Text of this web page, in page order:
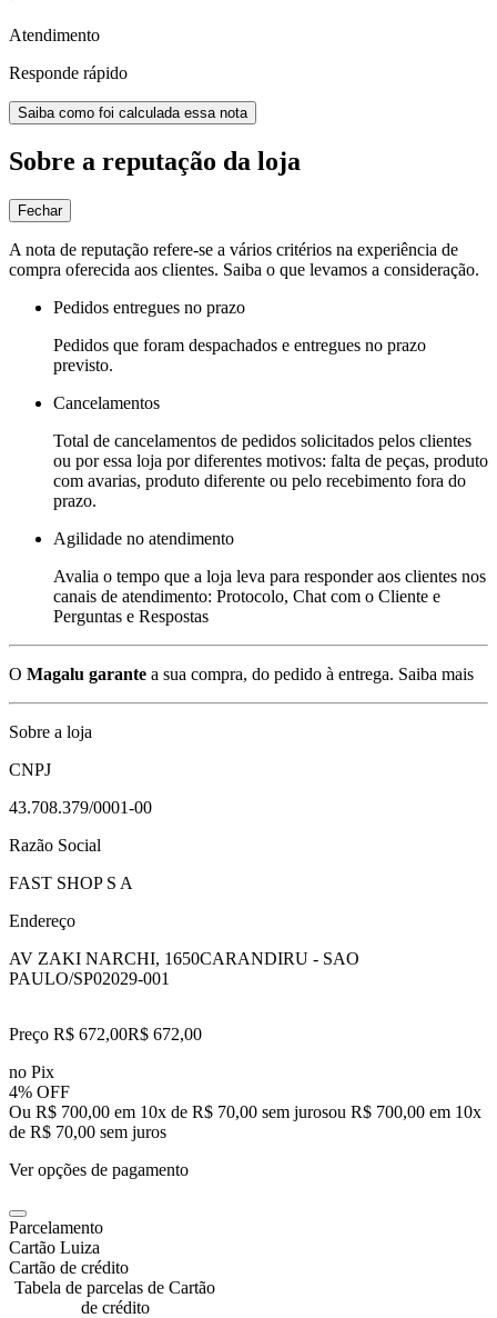
Atendimento
Responde rápido
Saiba como foi calculada essa nota
Sobre a reputação da loja
Fechar
A nota de reputação refere-se a vários critérios na experiência de
compra oferecida aos clientes. Saiba o que levamos a consideração.
Pedidos entregues no prazo
Pedidos que foram despachados e entregues no prazo
previsto.
Cancelamentos
Total de cancelamentos de pedidos solicitados pelos clientes
ou por essa loja por diferentes motivos: falta de peças, produto
com avarias, produto diferente ou pelo recebimento fora do
prazo.
Agilidade no atendimento
Avalia o tempo que a loja leva para responder aos clientes nos
canais de atendimento: Protocolo, Chat com o Cliente e
Perguntas e Respostas
O Magalu garante a sua compra, do pedido à entrega. Saiba mais
Sobre a loja
CNPJ
43.708.379/0001-00
Razão Social
FAST SHOP S A
Endereço
AV ZAKI NARCHI, 1650CARANDIRU - SAO
PAULO/SP02029-001
Preço R$ 672,00R$ 672,00
no Pix
4% OFF
Ou R$ 700,00 em 10x de R$ 70,00 sem jurosou R$ 700,00 em 10x
de R$ 70,00 sem juros
Ver opções de pagamento
Parcelamento
Cartão Luiza
Cartão de crédito
Tabela de parcelas de Cartão
de crédito